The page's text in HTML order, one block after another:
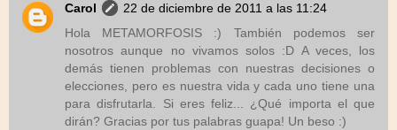
Carol
22 de diciembre de 2011 a las 11:24
Hola METAMORFOSIS :) También podemos ser
nosotros aunque no vivamos solos :D A veces, los
demás tienen problemas con nuestras decisiones o
elecciones, pero es nuestra vida y cada uno tiene una
para disfrutarla. Si eres feliz... ¿Qué importa el que
dirán? Gracias por tus palabras guapa! Un beso :)